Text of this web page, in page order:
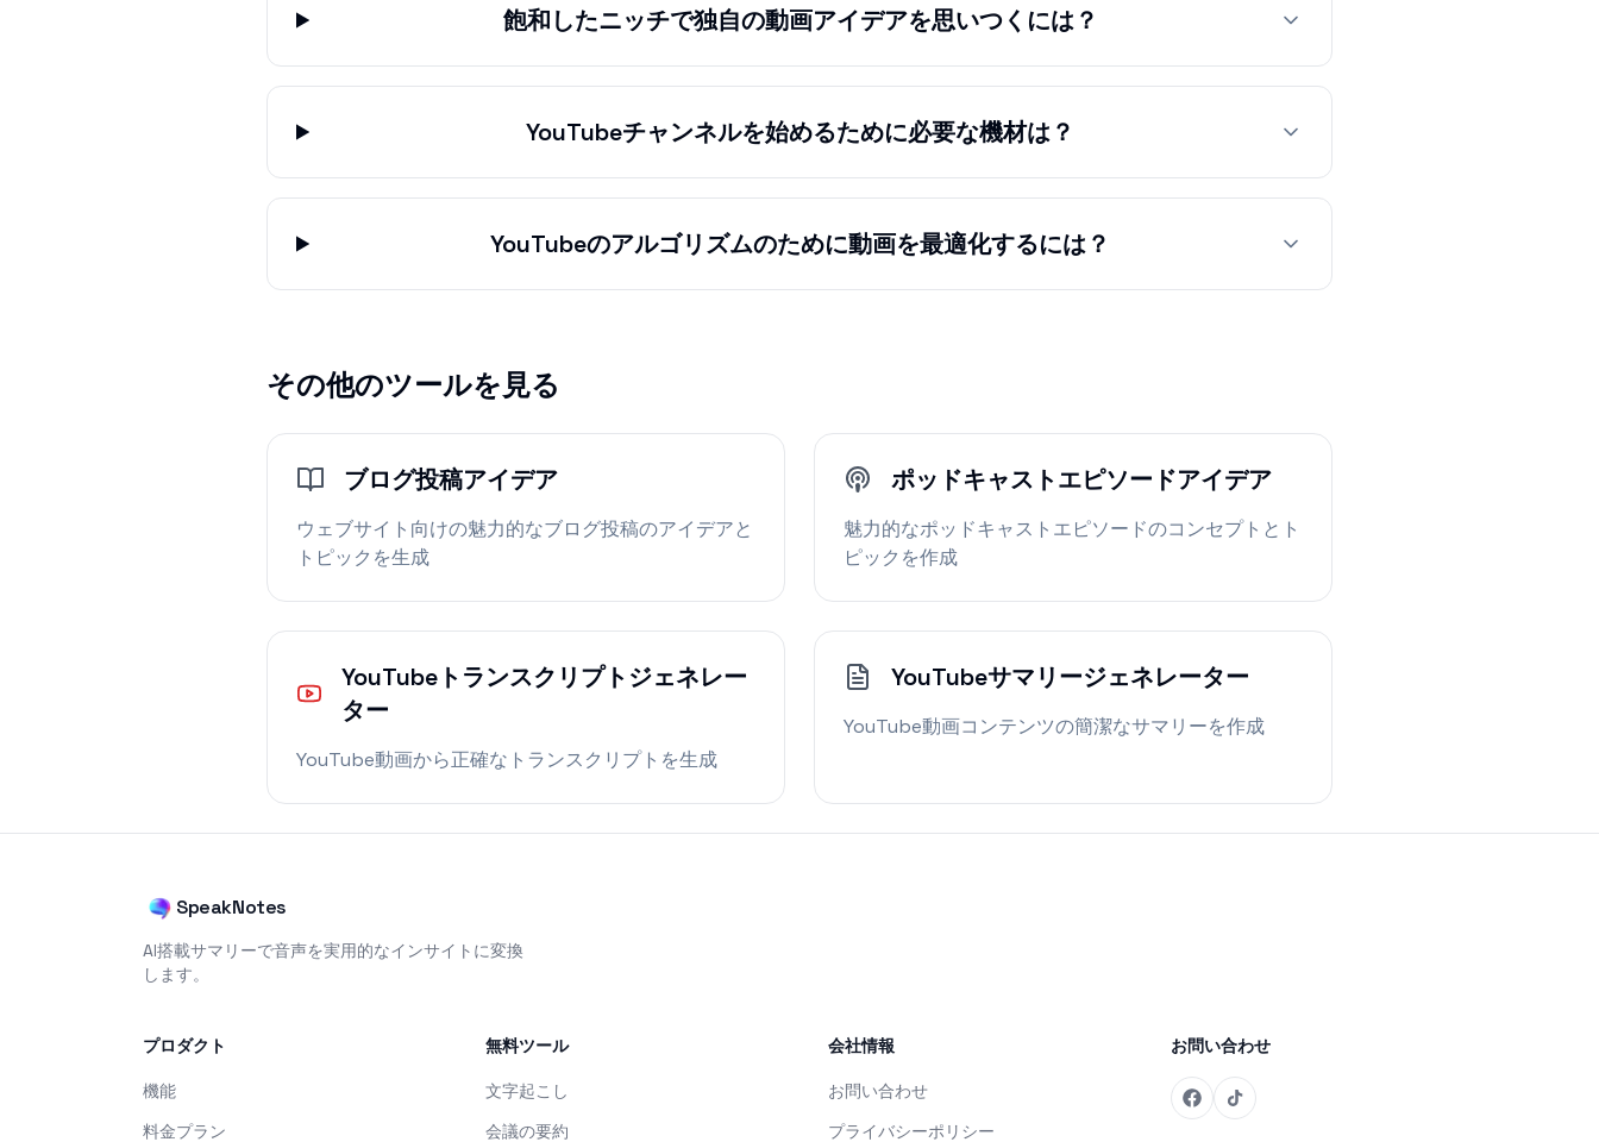
飽和したニッチで独自の動画アイデアを思いつくには？
YouTubeチャンネルを始めるために必要な機材は？
YouTubeのアルゴリズムのために動画を最適化するには？
その他のツールを見る
ブログ投稿アイデア
ウェブサイト向けの魅力的なブログ投稿のアイデアと
トピックを生成
ポッドキャストエピソードアイデア
魅力的なポッドキャストエピソードのコンセプトとト
ピックを作成
YouTubeトランスクリプトジェネレー
ター
YouTube動画から正確なトランスクリプトを生成
YouTubeサマリージェネレーター
YouTube動画コンテンツの簡潔なサマリーを作成
SpeakNotes
AI搭載サマリーで音声を実用的なインサイトに変換
します。
プロダクト
機能
料金プラン
無料ツール
文字起こし
会議の要約
会社情報
お問い合わせ
プライバシーポリシー
お問い合わせ